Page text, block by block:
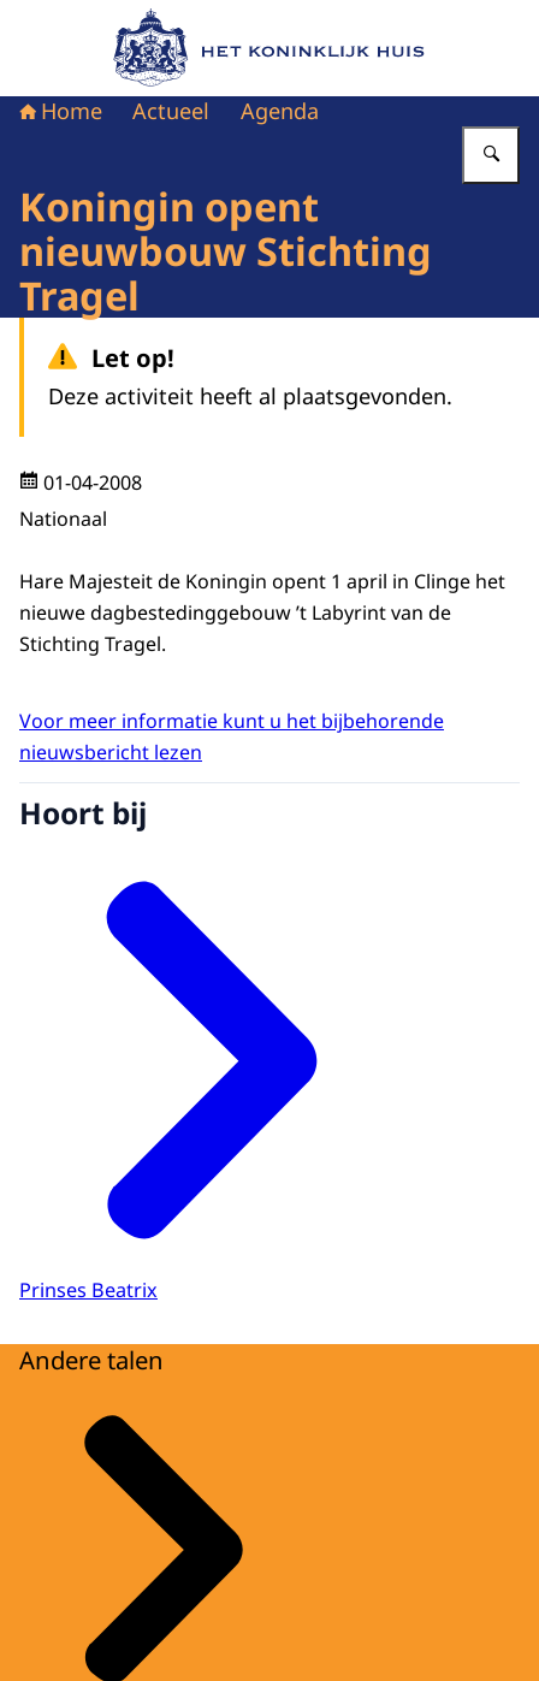
Naar de homepage van Het Koninklijk Huis
Home Actueel Agenda
Koningin opent
nieuwbouw Stichting
Tragel
Let op!
Deze activiteit heeft al plaatsgevonden.
01-04-2008
Nationaal
Hare Majesteit de Koningin opent 1 april in Clinge het
nieuwe dagbestedinggebouw ’t Labyrint van de
Stichting Tragel.
Voor meer informatie kunt u het bijbehorende
nieuwsbericht lezen
Hoort bij
Prinses Beatrix
Andere talen